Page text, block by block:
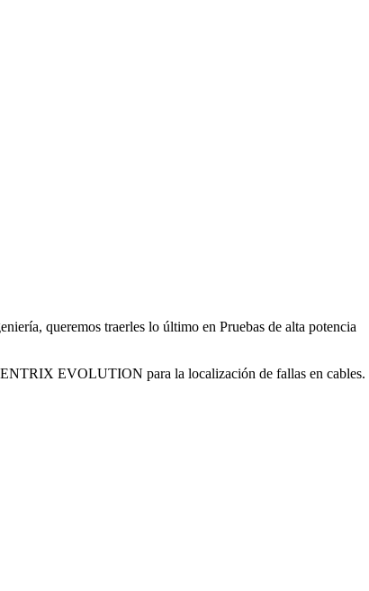
queremos traerles lo último en Pruebas de alta potencia
EVOLUTION para la localización de fallas en cables.